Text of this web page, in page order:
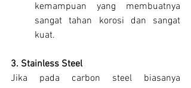
kemampuan yang membuatnya
sangat tahan korosi dan sangat
kuat.
3. Stainless Steel
Jika pada carbon steel biasanya